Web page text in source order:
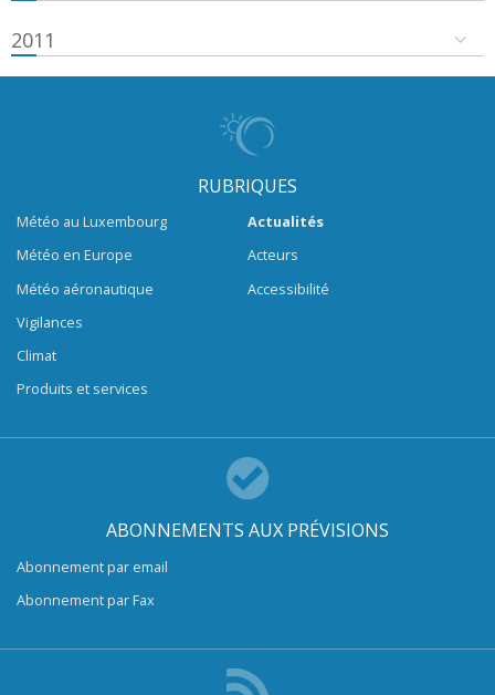
2011
RUBRIQUES
Météo au Luxembourg
Météo en Europe
Météo aéronautique
Vigilances
Climat
Produits et services
Actualités
Acteurs
Accessibilité
ABONNEMENTS AUX PRÉVISIONS
Abonnement par email
Abonnement par Fax